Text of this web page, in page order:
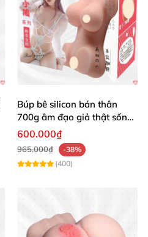
Búp bê silicon bán thân
700g âm đạo giả thật sống
động, giá tốt
600.000₫
965.000₫
-38%
(400)